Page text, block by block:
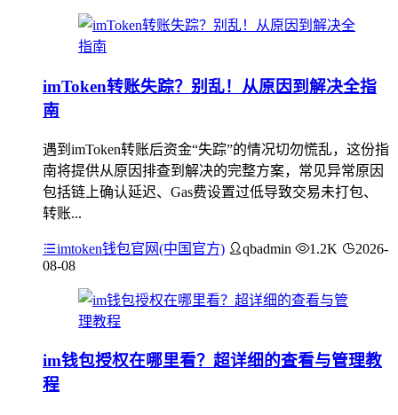
imToken转账失踪？别乱！从原因到解决全指
南
遇到imToken转账后资金“失踪”的情况切勿慌乱，这份指
南将提供从原因排查到解决的完整方案，常见异常原因
包括链上确认延迟、Gas费设置过低导致交易未打包、
转账...
imtoken钱包官网(中国官方) qbadmin 1.2K
2026-
08-08
im钱包授权在哪里看？超详细的查看与管理教
程